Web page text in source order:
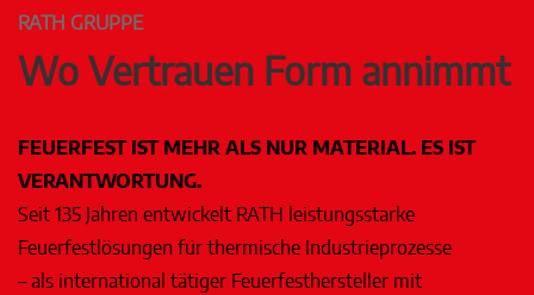
RATH GRUPPE
Wo Vertrauen Form annimmt
FEUERFEST IST MEHR ALS NUR MATERIAL. ES IST
VERANTWORTUNG.
Seit 135 Jahren entwickelt RATH leistungsstarke
Feuerfestlösungen für thermische Industrieprozesse
– als international tätiger Feuerfesthersteller mit